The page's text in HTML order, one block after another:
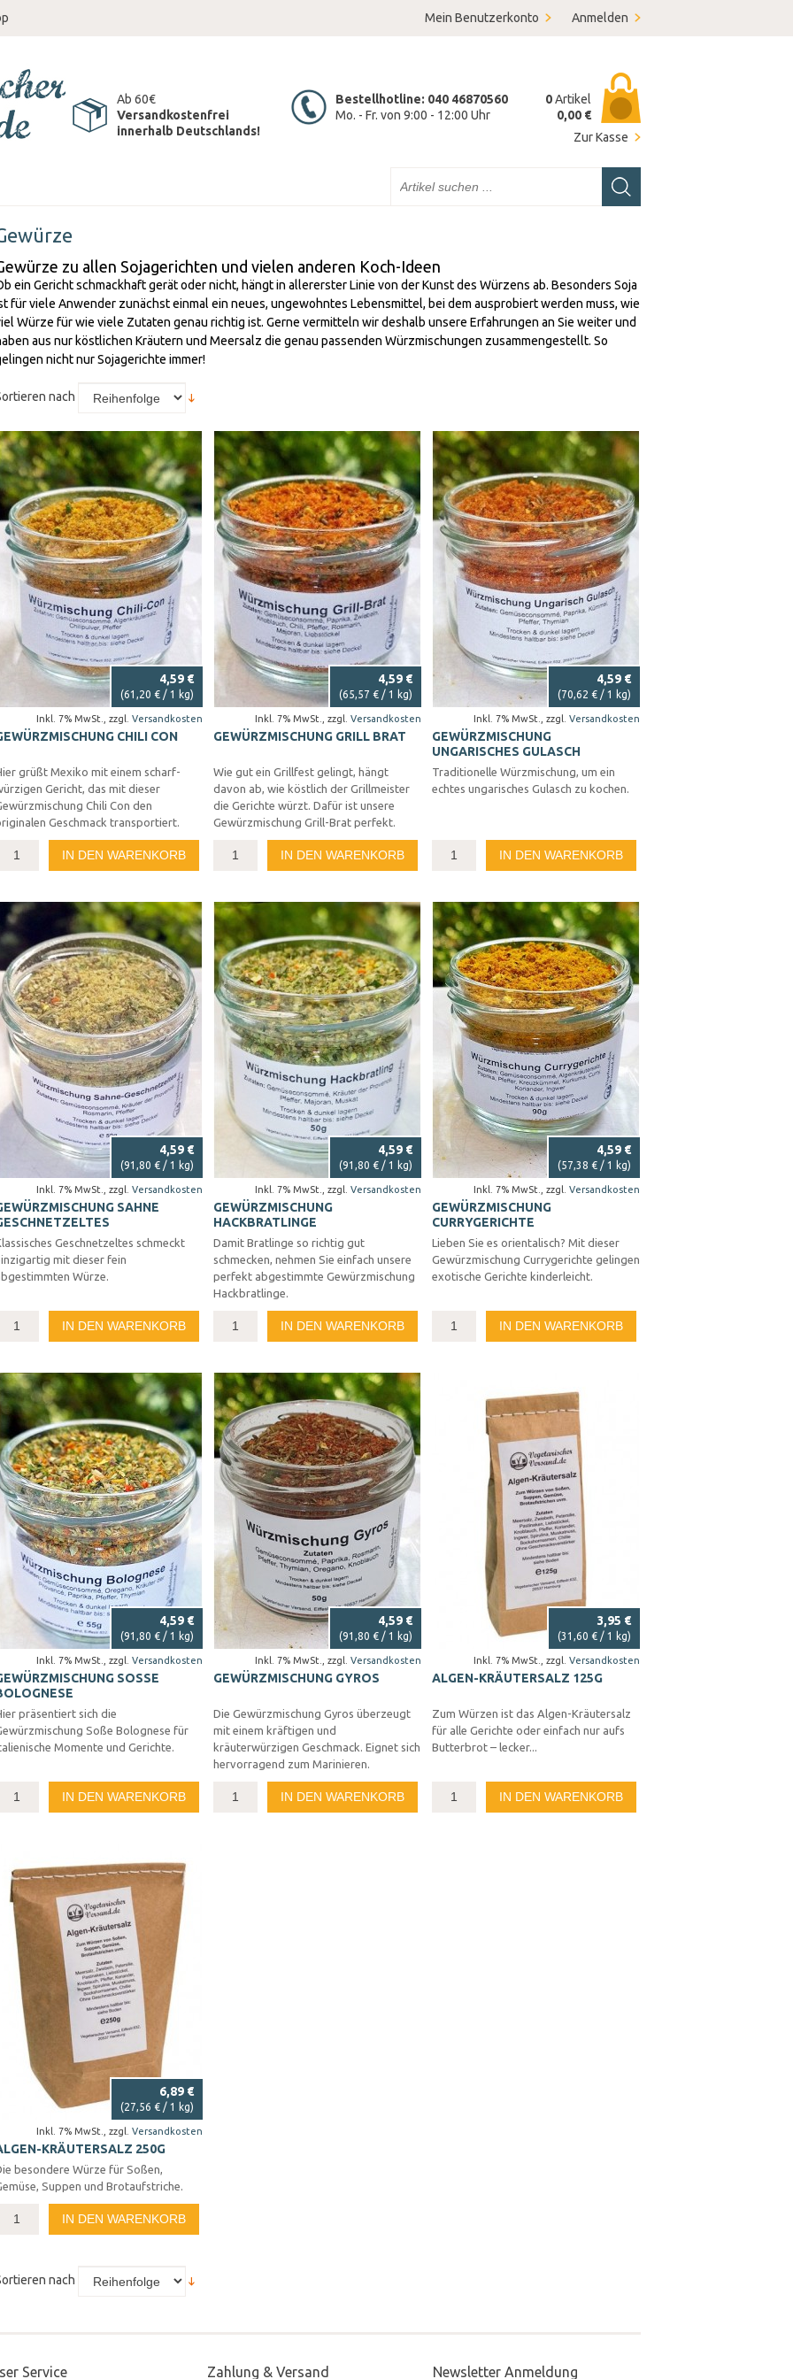
Mein Benutzerkonto Anmelden
Ab 60€
Versandkostenfrei
innerhalb Deutschlands!
Bestellhotline: 040 46870560
Mo. - Fr. von 9:00 - 12:00 Uhr
0Artikel
0,00 €
Zur Kasse
zu allen Sojagerichten und vielen anderen Koch-Ideen
ein Gericht schmackhaft gerät oder nicht, hängt in allererster Linie von der Kunst des Würzens ab. Besonders Soja
für viele Anwender zunächst einmal ein neues, ungewohntes Lebensmittel, bei dem ausprobiert werden muss, wie
Würze für wie viele Zutaten genau richtig ist. Gerne vermitteln wir deshalb unsere Erfahrungen an Sie weiter und
aus nur köstlichen Kräutern und Meersalz die genau passenden Würzmischungen zusammengestellt. So
nicht nur Sojagerichte immer!
nach
4,59 €
Inkl. 7% MwSt. zzgl. Versandkosten
(61,20 € / 1 kg)
CHILI CON
grüßt Mexiko mit einem scharf-
Gericht, das mit dieser
Chili Con den
Geschmack transportiert.
IN DEN WARENKORB
4,59 €
Inkl. 7% MwSt. zzgl. Versandkosten
(65,57 € / 1 kg)
GEWÜRZMISCHUNG GRILL BRAT
Wie gut ein Grillfest gelingt, hängt
davon ab, wie köstlich der Grillmeister
die Gerichte würzt. Dafür ist unsere
Gewürzmischung Grill-Brat perfekt.
IN DEN WARENKORB
4,59 €
Inkl. 7% MwSt. zzgl. Versandkosten
(70,62 € / 1 kg)
GEWÜRZMISCHUNG
UNGARISCHES GULASCH
Traditionelle Würzmischung, um ein
echtes ungarisches Gulasch zu kochen.
IN DEN WARENKORB
4,59 €
Inkl. 7% MwSt. zzgl. Versandkosten
(91,80 € / 1 kg)
SAHNE
Geschnetzeltes schmeckt
mit dieser fein
Würze.
IN DEN WARENKORB
4,59 €
Inkl. 7% MwSt. zzgl. Versandkosten
(91,80 € / 1 kg)
GEWÜRZMISCHUNG
HACKBRATLINGE
Damit Bratlinge so richtig gut
schmecken, nehmen Sie einfach unsere
perfekt abgestimmte Gewürzmischung
Hackbratlinge.
IN DEN WARENKORB
4,59 €
Inkl. 7% MwSt. zzgl. Versandkosten
(57,38 € / 1 kg)
GEWÜRZMISCHUNG
CURRYGERICHTE
Lieben Sie es orientalisch? Mit dieser
Gewürzmischung Currygerichte gelingen
exotische Gerichte kinderleicht.
IN DEN WARENKORB
4,59 €
Inkl. 7% MwSt. zzgl. Versandkosten
(91,80 € / 1 kg)
SOSSE B
präsentiert sich die
Soße Bolognese für
Momente und Gerichte.
IN DEN WARENKORB
4,59 €
Inkl. 7% MwSt. zzgl. Versandkosten
(91,80 € / 1 kg)
GEWÜRZMISCHUNG GYROS
Die Gewürzmischung Gyros überzeugt
mit einem kräftigen und
kräuterwürzigen Geschmack. Eignet sich
hervorragend zum Marinieren.
IN DEN WARENKORB
3,95 €
Inkl. 7% MwSt. zzgl. Versandkosten
(31,60 € / 1 kg)
ALGEN-KRÄUTERSALZ 125G
Zum Würzen ist das Algen-Kräutersalz
für alle Gerichte oder einfach nur aufs
Butterbrot – lecker...
IN DEN WARENKORB
6,89 €
Inkl. 7% MwSt. zzgl. Versandkosten
(27,56 € / 1 kg)
KRÄUTERSALZ 250G
besondere Würze für Soßen,
Suppen und Brotaufstriche.
IN DEN WARENKORB
nach
Service Zahlung & Versand Newsletter Anmeldung